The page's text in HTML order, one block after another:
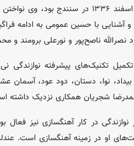
جمشید عندلیبی متولد ۱۲ اسفند ۱۳۳۶
و آشنایی با حسین عمومی به ادامه
نصرالله ناصح‌پور و نورعلی برومند و
سال ۱۳۶۰ برای تکمیل تکنیک‌های پیشرفته
نوا، دستان، دود عود، آسمان
شجریان همکاری نزدیک داشته‌
در کار آهنگسازی نیز فعال
او در زمینه آهنگسازی است.